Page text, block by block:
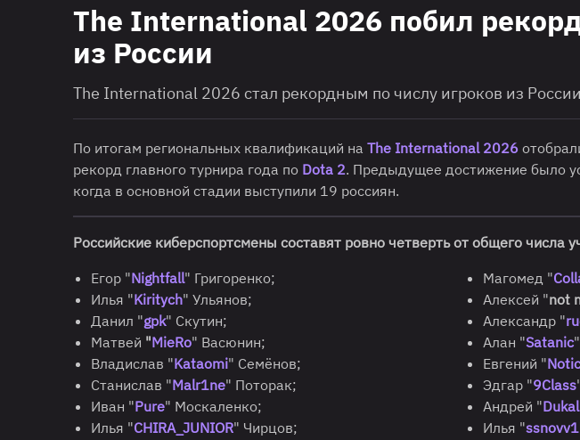
The International 2026 побил
из России
The International 2026 стал рекордным по числу игроков из России
По итогам региональных квалификаций на The International 2026
рекорд главного турнира года по Dota 2. Предыдущее достижение было
когда в основной стадии выступили 19 россиян.
Российские киберспортсмены составят ровно четверть от общего числа
Егор "Nightfall" Григоренко;
Илья "Kiritych" Ульянов;
Данил "gpk" Скутин;
Матвей "MieRo" Васюнин;
Владислав "Kataomi" Семёнов;
Станислав "Malr1ne" Поторак;
Иван "Pure" Москаленко;
Илья "CHIRA_JUNIOR" Чирцов;
Магомед "
Алексей "not
Александр "
Алан "Satanic
Евгений "
Эдгар "9Class
Андрей "
Илья "ssnovv1